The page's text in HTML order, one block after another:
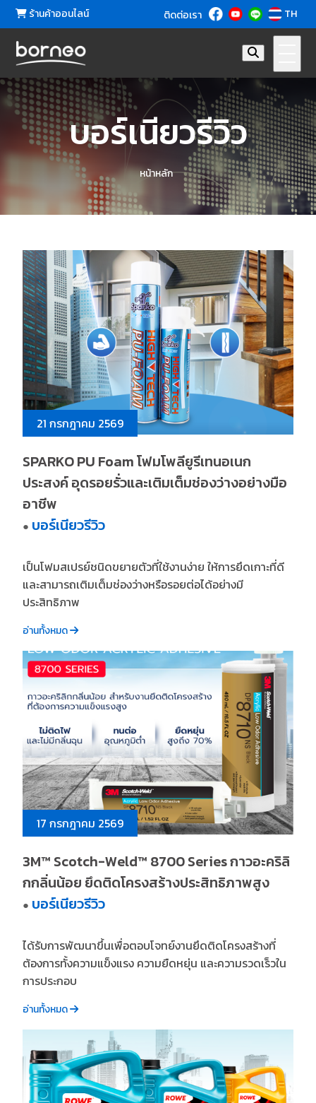
ร้านค้าออนไลน์ ติดต่อเรา TH
บอร์เนียวรีวิว
หน้าหลัก
21 กรกฎาคม 2569
SPARKO PU Foam โฟมโพลียูรีเทนอเนก
ประสงค์ อุดรอยรั่วและเติมเต็มช่องว่างอย่างมือ
อาชีพ
● บอร์เนียวรีวิว
เป็นโฟมสเปรย์ชนิดขยายตัวที่ใช้งานง่าย ให้การยึดเกาะที่ดี
และสามารถเติมเต็มช่องว่างหรือรอยต่อได้อย่างมี
ประสิทธิภาพ
อ่านทั้งหมด
17 กรกฎาคม 2569
3M™ Scotch-Weld™ 8700 Series กาวอะคริลิ
กกลิ่นน้อย ยึดติดโครงสร้างประสิทธิภาพสูง
● บอร์เนียวรีวิว
ได้รับการพัฒนาขึ้นเพื่อตอบโจทย์งานยึดติดโครงสร้างที่
ต้องการทั้งความแข็งแรง ความยืดหยุ่น และความรวดเร็วใน
การประกอบ
อ่านทั้งหมด